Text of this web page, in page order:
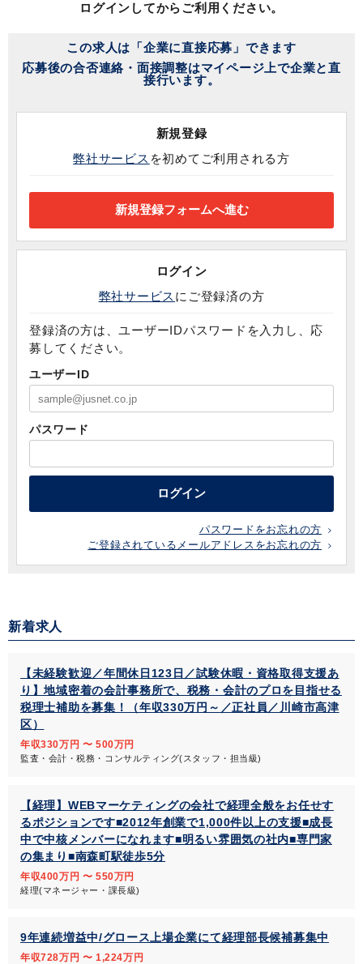
ログインしてからご利用ください。
この求人は「企業に直接応募」できます
応募後の合否連絡・面接調整はマイページ上で企業と直
接行います。
新規登録
弊社サービス を初めてご利用される方
ログイン
弊社サービス にご登録済の方
登録済の方は、ユーザーIDパスワードを入力し、応
募してください。
ユーザーID
パスワード
ログイン
パスワードをお忘れの方
ご登録されているメールアドレスをお忘れの方
新着求人
【未経験歓迎／年間休日123日／試験休暇・資格取得支援あ
り】地域密着の会計事務所で、税務・会計のプロを目指せる
税理士補助を募集！（年収330万円～／正社員／川崎市高津
区）
年収330万円 〜 500万円
監査・会計・税務・コンサルティング(スタッフ・担当級)
【経理】WEBマーケティングの会社で経理全般をお任せす
るポジションです■2012年創業で1,000件以上の支援■成長
中で中核メンバーになれます■明るい雰囲気の社内■専門家
の集まり■南森町駅徒歩5分
年収400万円 〜 550万円
経理(マネージャー・課長級)
9年連続増益中/グロース上場企業にて経理部長候補募集中
年収728万円 〜 1,224万円